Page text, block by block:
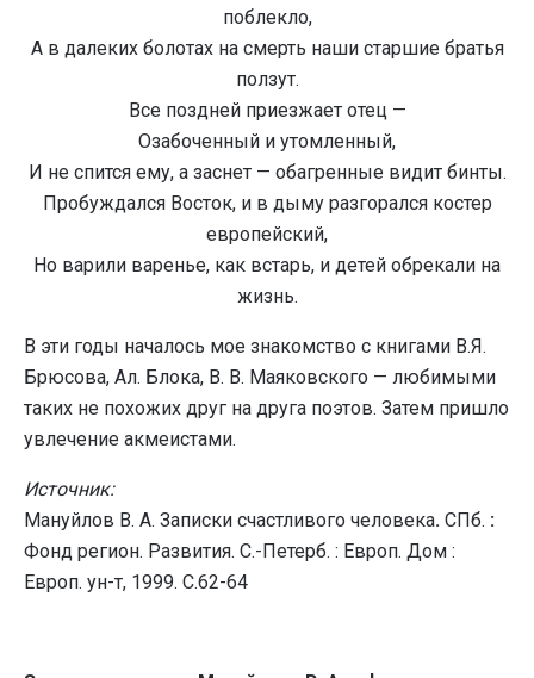
поблекло,
А в далеких болотах на смерть наши старшие братья
ползут.
Все поздней приезжает отец —
Озабоченный и утомленный,
И не спится ему, а заснет — обагренные видит бинты.
Пробуждался Восток, и в дыму разгорался костер
европейский,
Но варили варенье, как встарь, и детей обрекали на
жизнь.
В эти годы началось мое знакомство с книгами В.Я.
Брюсова, Ал. Блока, В. В. Маяковского — любимыми
таких не похожих друг на друга поэтов. Затем пришло
увлечение акмеистами.
Источник:
Мануйлов В. А. Записки счастливого человека. СПб. :
Фонд регион. Развития. С.-Петерб. : Европ. Дом :
Европ. ун-т, 1999. С.62-64